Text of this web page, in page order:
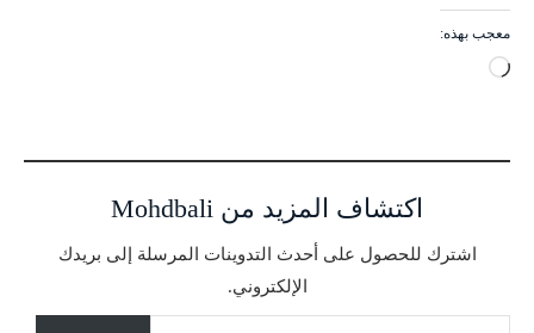
معجب بهذه:
ج
ي
اكتشاف المزيد من Mohdbali
اشترك للحصول على أحدث التدوينات المرسلة إلى بريدك
الإلكتروني.
كتابة بريدك الإلكتروني...